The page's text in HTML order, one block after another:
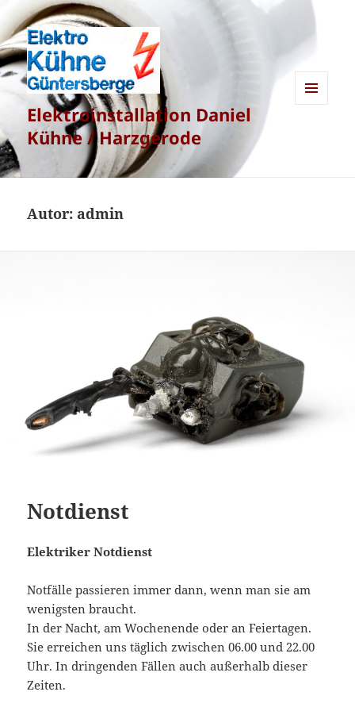
Elektroinstallation Daniel
Kühne / Harzgerode
Autor: admin
Notdienst
Elektriker Notdienst
Notfälle passieren immer dann, wenn man sie am
wenigsten braucht.
In der Nacht, am Wochenende oder an Feiertagen.
Sie erreichen uns täglich zwischen 06.00 und 22.00
Uhr. In dringenden Fällen auch außerhalb dieser
Zeiten.